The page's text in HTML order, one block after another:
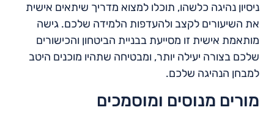
ניסיון נהיגה כלשהו, תוכלו למצוא מדריך שיתאים אישית
את השיעורים לקצב ולהעדפות הלמידה שלכם. גישה
מותאמת אישית זו מסייעת בבניית הביטחון והכישורים
שלכם בצורה יעילה יותר, ומבטיחה שתהיו מוכנים היטב
למבחן הנהיגה שלכם.
מורים מנוסים ומוסמכים